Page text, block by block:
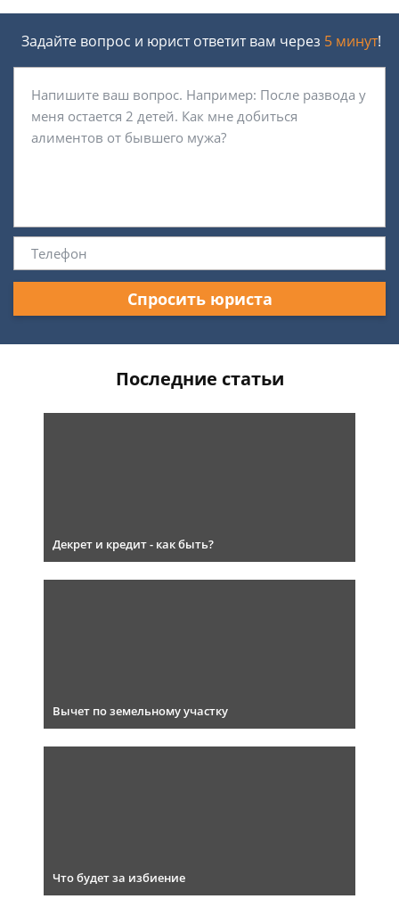
Задайте вопрос и юрист ответит вам через 5 минут!
Спросить юриста
Последние статьи
Декрет и кредит - как быть?
Вычет по земельному участку
Что будет за избиение